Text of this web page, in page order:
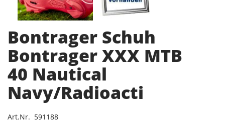
Bontrager Schuh
Bontrager XXX MTB
40 Nautical
Navy/Radioacti
Art.Nr. 591188